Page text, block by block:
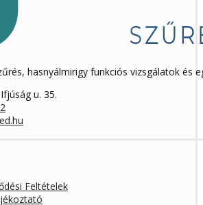
hasnyálmirigy funkciós vizsgálatok és
u. 35.
Feltételek